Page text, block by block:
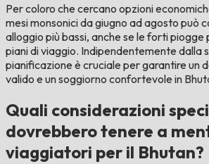
Per coloro che cercano opzioni
mesi monsonici da giugno ad agosto può
alloggio più bassi, anche se le forti piogge
piani di viaggio. Indipendentemente dalla
pianificazione è cruciale per garantire un
valido e un soggiorno confortevole in
Quali considerazioni
dovrebbero tenere a
viaggiatori per il Bhutan?